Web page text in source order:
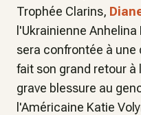
Trophée Clarins,
l'Ukrainienne Anhelina
sera confrontée à une
fait son grand retour
grave blessure au
l'Américaine Katie